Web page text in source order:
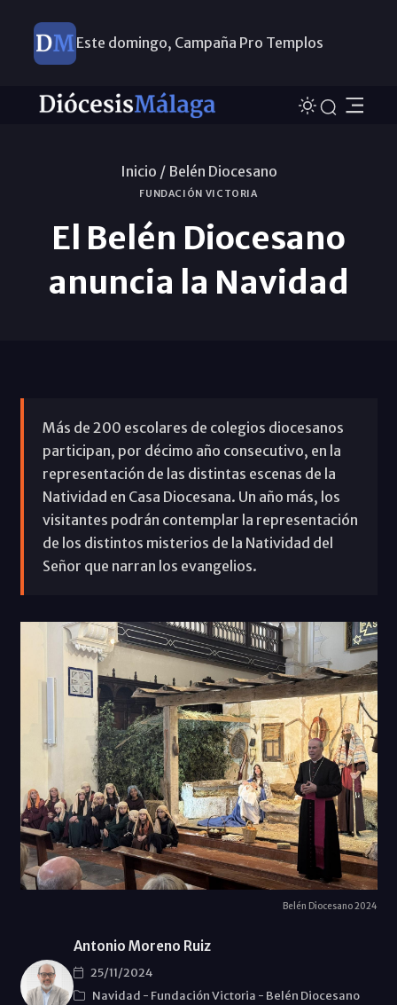
Este domingo, Campaña Pro Templos
Inicio / Belén Diocesano
FUNDACIÓN VICTORIA
El Belén Diocesano
anuncia la Navidad
Más de 200 escolares de colegios diocesanos
participan, por décimo año consecutivo, en la
representación de las distintas escenas de la
Natividad en Casa Diocesana. Un año más, los
visitantes podrán contemplar la representación
de los distintos misterios de la Natividad del
Señor que narran los evangelios.
Belén Diocesano 2024
Antonio Moreno Ruiz
25/11/2024
Navidad - Fundación Victoria - Belén Diocesano